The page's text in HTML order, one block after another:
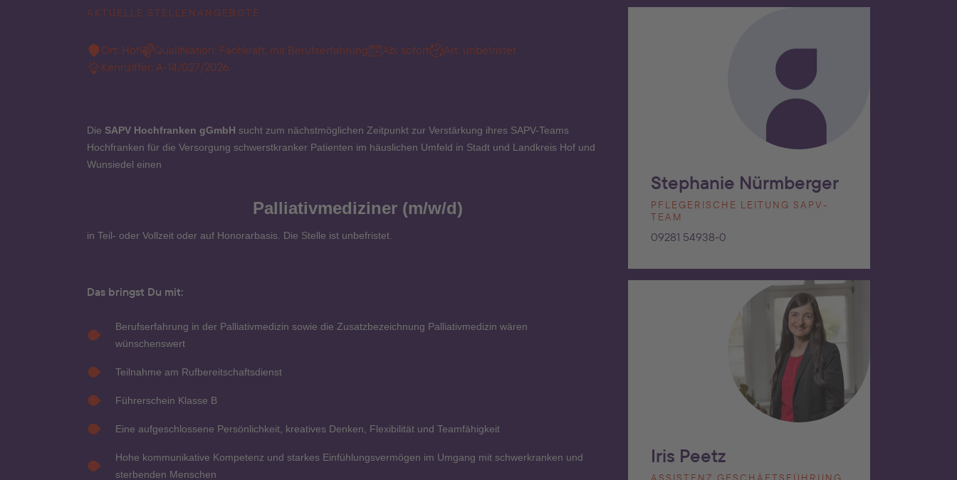
AKTUELLE STELLENANGEBOTE
Ort: Hof Qualifikation: Fachkraft, mit Berufserfahrung Ab: sofort
Art: unbefristet
Kennziffer: A-14/027/2026
Die SAPV Hochfranken gGmbH sucht zum nächstmöglichen Zeitpunkt zur Verstärkung ihres SAPV-Teams
Hochfranken für die Versorgung schwerstkranker Patienten im häuslichen Umfeld in Stadt und Landkreis Hof und
Wunsiedel einen
Palliativmediziner (m/w/d)
in Teil- oder Vollzeit oder auf Honorarbasis. Die Stelle ist unbefristet.
Das bringst Du mit:
Berufserfahrung in der Palliativmedizin sowie die Zusatzbezeichnung Palliativmedizin wären
wünschenswert
Teilnahme am Rufbereitschaftsdienst
Führerschein Klasse B
Eine aufgeschlossene Persönlichkeit, kreatives Denken, Flexibilität und Teamfähigkeit
Hohe kommunikative Kompetenz und starkes Einfühlungsvermögen im Umgang mit schwerkranken und
sterbenden Menschen
Stephanie Nürmberger
PFLEGERISCHE LEITUNG SAPV-
TEAM
09281 54938-0
Iris Peetz